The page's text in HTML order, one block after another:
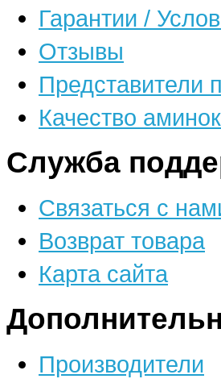
Гарантии /
Отзывы
Представители
Качество
Служба
Связаться с
Возврат товара
Карта сайта
Производители